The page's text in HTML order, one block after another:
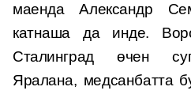
маенда Александр
катнаша да инде.
Сталинград өчен
Яралана, медсанбатта